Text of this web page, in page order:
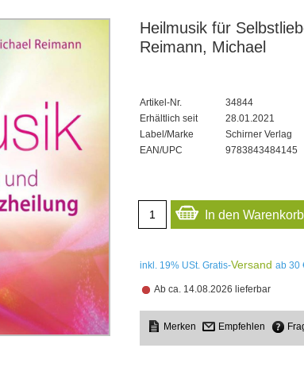
Heilmusik für
Reimann, Michael
Artikel-Nr.
34844
Erhältlich seit
28.01.2021
Label/Marke
Schirner Verlag
EAN/UPC
9783843484145
In den Warenkorb
inkl. 19% USt. Gratis-Versand ab 30
Ab ca. 14.08.2026 lieferbar
Empfehlen